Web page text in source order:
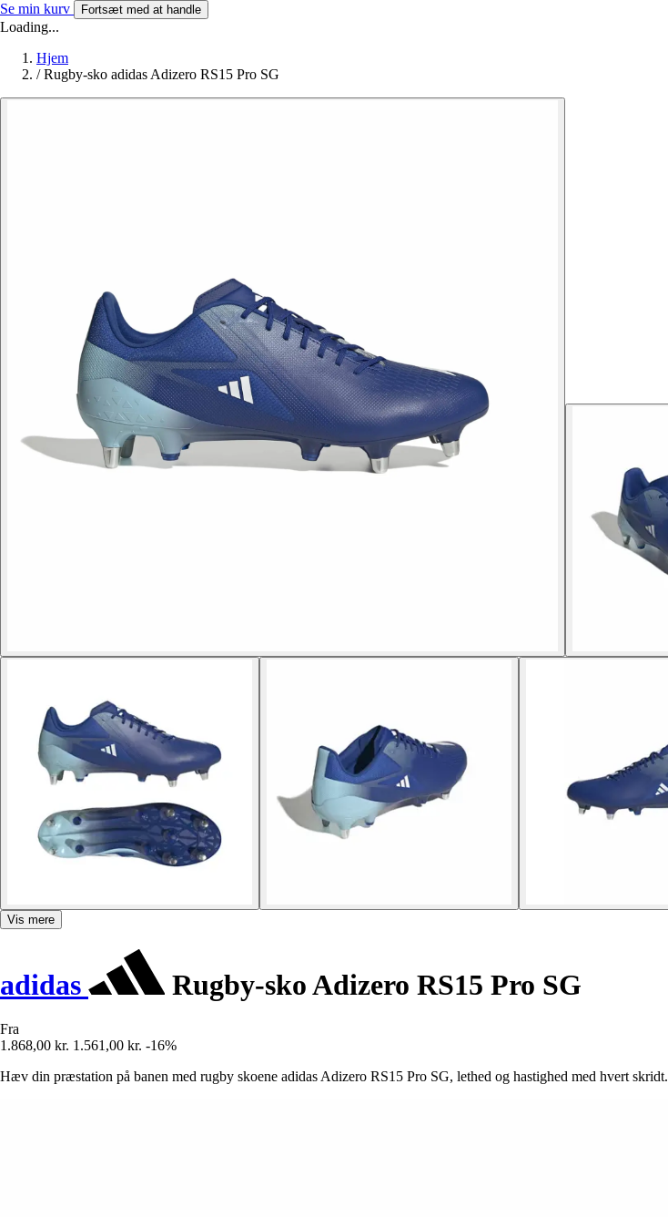
Se min kurv Fortsæt med at handle
Loading...
Hjem
/ Rugby-sko adidas Adizero RS15 Pro SG
Vis mere
adidas Rugby-sko Adizero RS15 Pro SG
Fra
1.868,00 kr. 1.561,00 kr. -16%
Hæv din præstation på banen med rugby skoene adidas Adizero RS15 Pro SG, lethed og hastighed med hvert skridt.